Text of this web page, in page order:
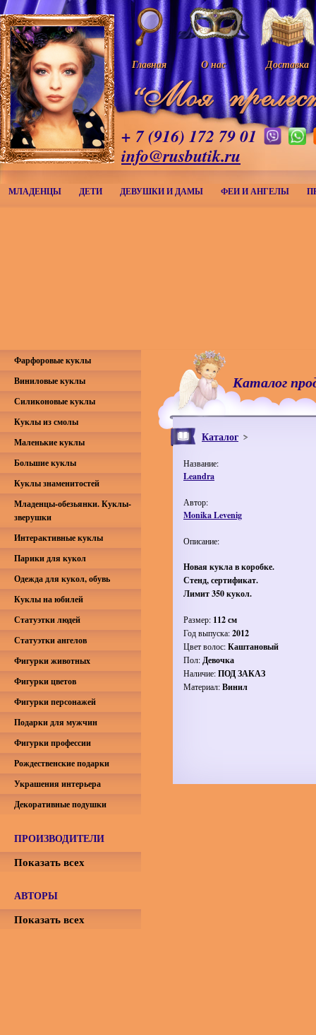
Главная О нас Доставка
+ 7 (916) 172 79 01
info@rusbutik.ru
МЛАДЕНЦЫ ДЕТИ ДЕВУШКИ И ДАМЫ ФЕИ И АНГЕЛЫ
Каталог
Каталог
Название:
Leandra
Автор:
Monika Levenig
Описание:
Новая кукла в коробке.
Стенд, сертификат.
Лимит 350 кукол.
Размер: 112 см
Год выпуска:2012
Цвет волос:Каштановый
Пол:Девочка
Наличие:ПОД ЗАКАЗ
Материал:Винил
Фарфоровые куклы
Виниловые куклы
Силиконовые куклы
Куклы из смолы
Маленькие куклы
Большие куклы
Куклы знаменитостей
Младенцы-обезьянки. Куклы-
зверушки
Интерактивные куклы
Парики для кукол
Одежда для кукол, обувь
Куклы на юбилей
Статуэтки людей
Статуэтки ангелов
Фигурки животных
Фигурки цветов
Фигурки персонажей
Подарки для мужчин
Фигурки профессии
Рождественские подарки
Украшения интерьера
Декоративные подушки
ПРОИЗВОДИТЕЛИ
Показать всех
АВТОРЫ
Показать всех